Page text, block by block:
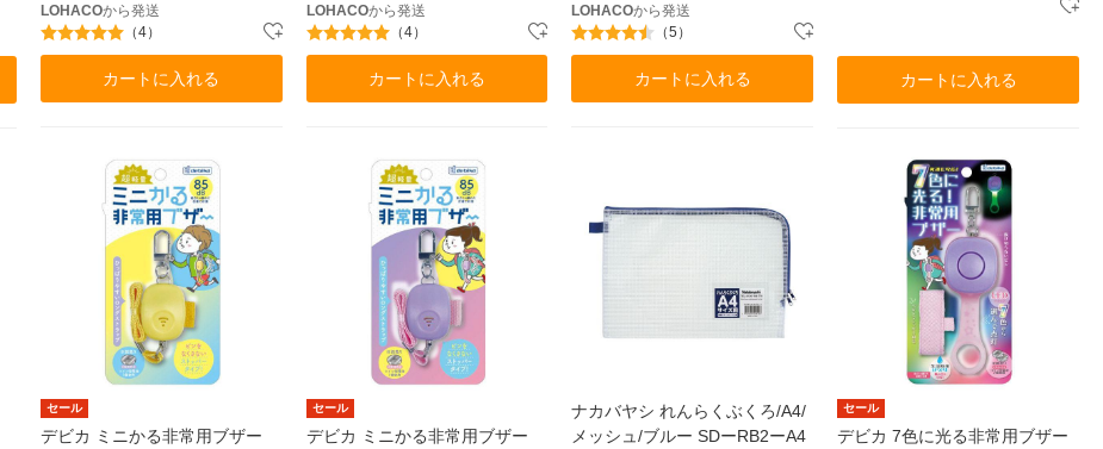
LOHACOから発送
（4）
カートに入れる
LOHACOから発送
（4）
カートに入れる
LOHACOから発送
（5）
カートに入れる カートに入れる
セール
デビカ ミニかる非常用ブザー
セール
デビカ ミニかる非常用ブザー
ナカバヤシ れんらくぶくろ/A4/
メッシュ/ブルー SDーRB2ーA4
セール
デビカ 7色に光る非常用ブザー